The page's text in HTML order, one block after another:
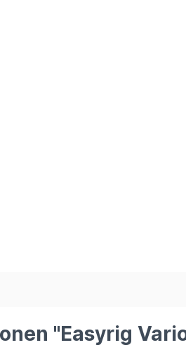
"Easyrig